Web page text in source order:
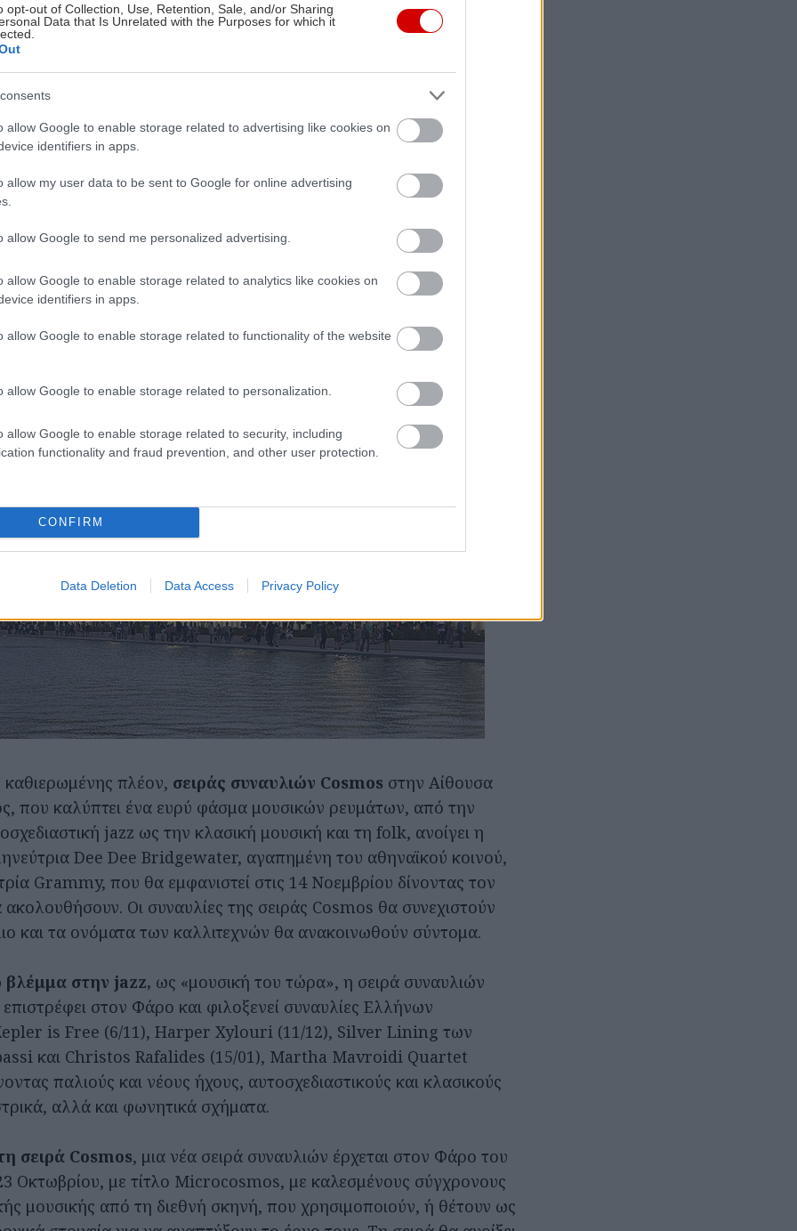
opt-out of Collection, Use, Retention, Sale, and/or Sharing
Data that Is Unrelated with the Purposes for which it
allow Google to enable storage related to advertising like cookies on
identifiers in apps.
allow my user data to be sent to Google for online advertising
allow Google to send me personalized advertising.
allow Google to enable storage related to analytics like cookies on
identifiers in apps.
allow Google to enable storage related to functionality of the website
allow Google to enable storage related to personalization.
allow Google to enable storage related to security, including
functionality and fraud prevention, and other user protection.
CONFIRM
Data Deletion Data Access Privacy Policy
κάθε χρόνο, το ΚΠΙΣΝ προτείνει ένα εξαιρετικά πλούσιο,
πολυσυλλεκτικό πρόγραμμα εκδηλώσεων που
σε όλες τις ηλικίες και πραγματοποιείται χάρη στη
του Ιδρύματος Σταύρος Νιάρχος (ΙΣΝ).
προσφέρει πλήθος πολιτιστικών εμπειριών, επιμένει
του σειρές που έχουν αγαπηθεί μέσα στα χρόνια από το κοινό,
σειρές με έμφαση στην ελληνική δημιουργία και τη
μουσική, παραδίδει τη θεατρική σκυτάλη στη νεότερη γενιά
την ελληνική δραματουργία με νέες αναθέσεις στο πλαίσιο
Κόσμου του, ενώ παράλληλα, προσφέρει νέα εικαστικά
ένα πλήθος ευκαιριών για ψυχαγωγία και μάθηση χωρίς
στον πολιτισμό.
καθιερωμένης πλέον, σειράς συναυλιών Cosmos στην Αίθουσα
που καλύπτει ένα ευρύ φάσμα μουσικών ρευμάτων, από την
jazz ως την κλασική μουσική και τη folk, ανοίγει η
Dee Dee Bridgewater, αγαπημένη του αθηναϊκού κοινού,
Grammy, που θα εμφανιστεί στις 14 Νοεμβρίου δίνοντας τον
Οι συναυλίες της σειράς Cosmos θα συνεχιστούν
και τα ονόματα των καλλιτεχνών θα ανακοινωθούν σύντομα.
βλέμμα στην jazz, ως «μουσική του τώρα», η σειρά συναυλιών
στον Φάρο και φιλοξενεί συναυλίες Ελλήνων
is Free (6/11), Harper Xylouri (11/12), Silver Lining των
και Christos Rafalides (15/01), Martha Mavroidi Quartet
παλιούς και νέους ήχους, αυτοσχεδιαστικούς και κλασικούς
αλλά και φωνητικά σχήματα.
σειρά Cosmos, μια νέα σειρά συναυλιών έρχεται στον Φάρο του
Οκτωβρίου, με τίτλο Microcosmos, με καλεσμένους σύγχρονους
μουσικής από τη διεθνή σκηνή, που χρησιμοποιούν, ή θέτουν ως